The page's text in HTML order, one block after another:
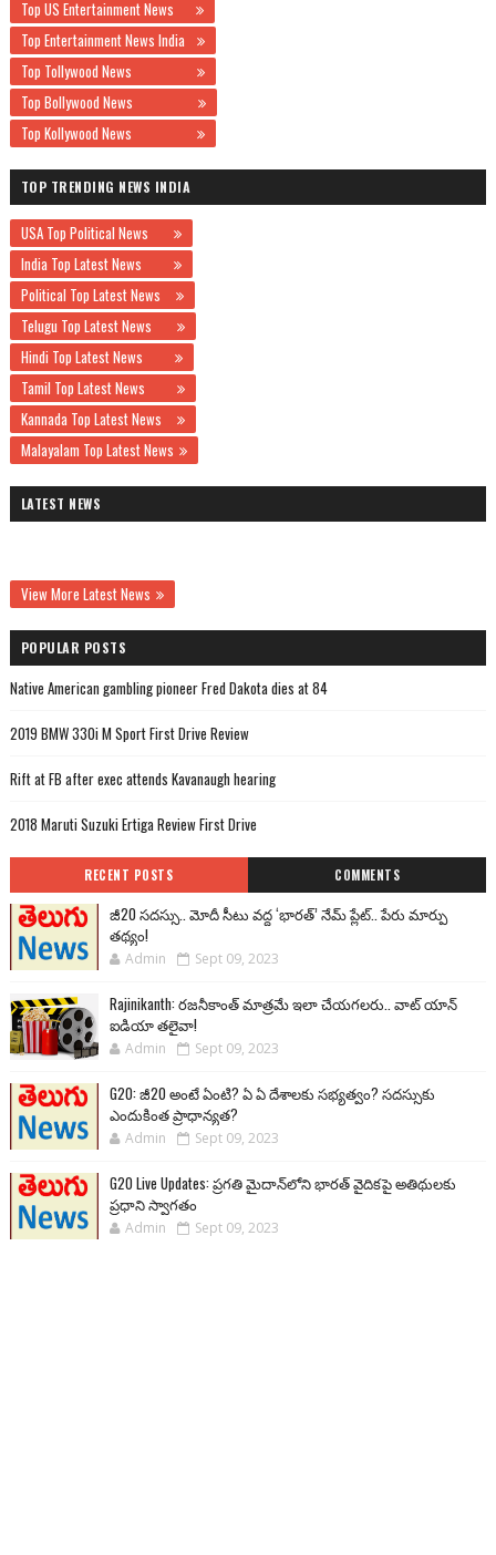
Top US Entertainment News
Top Entertainment News India
Top Tollywood News
Top Bollywood News
Top Kollywood News
TOP TRENDING NEWS INDIA
USA Top Political News
India Top Latest News
Political Top Latest News
Telugu Top Latest News
Hindi Top Latest News
Tamil Top Latest News
Kannada Top Latest News
Malayalam Top Latest News
LATEST NEWS
View More Latest News
POPULAR POSTS
Native American gambling pioneer Fred Dakota dies at 84
2019 BMW 330i M Sport First Drive Review
Rift at FB after exec attends Kavanaugh hearing
2018 Maruti Suzuki Ertiga Review First Drive
RECENT POSTS COMMENTS
జీ20 సదస్సు.. మోదీ సీటు వద్ద ‘భారత్’ నేమ్ ప్లేట్‌.. పేరు మార్పు
తథ్యం!
Admin Sept 09, 2023
Rajinikanth: రజనీకాంత్ మాత్రమే ఇలా చేయగలరు.. వాట్ యాన్
ఐడియా తలైవా!
Admin Sept 09, 2023
G20: జీ20 అంటే ఏంటి? ఏ ఏ దేశాలకు సభ్యత్వం? సదస్సుకు
ఎందుకింత ప్రాధాన్యత?
Admin Sept 09, 2023
G20 Live Updates: ప్రగతి మైదాన్‌లోని భారత్ వైదికపై అతిథులకు
ప్రధాని స్వాగతం
Admin Sept 09, 2023